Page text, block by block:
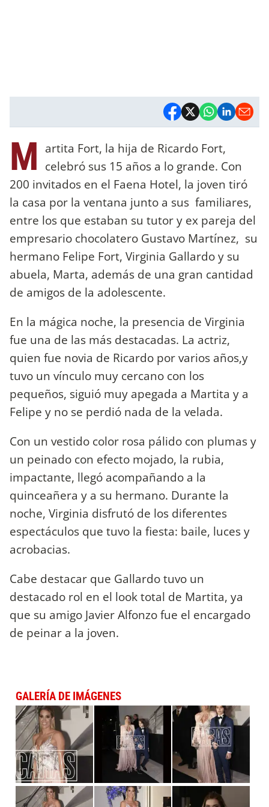
M artita Fort, la hija de Ricardo Fort,
celebró sus 15 años a lo grande. Con
200 invitados en el Faena Hotel, la joven tiró
la casa por la ventana junto a sus familiares,
entre los que estaban su tutor y ex pareja del
empresario chocolatero Gustavo Martínez, su
hermano Felipe Fort, Virginia Gallardo y su
abuela, Marta, además de una gran cantidad
de amigos de la adolescente.
En la mágica noche, la presencia de Virginia
fue una de las más destacadas. La actriz,
quien fue novia de Ricardo por varios años,y
tuvo un vínculo muy cercano con los
pequeños, siguió muy apegada a Martita y a
Felipe y no se perdió nada de la velada.
Con un vestido color rosa pálido con plumas y
un peinado con efecto mojado, la rubia,
impactante, llegó acompañando a la
quinceañera y a su hermano. Durante la
noche, Virginia disfrutó de los diferentes
espectáculos que tuvo la fiesta: baile, luces y
acrobacias.
Cabe destacar que Gallardo tuvo un
destacado rol en el look total de Martita, ya
que su amigo Javier Alfonzo fue el encargado
de peinar a la joven.
GALERÍA DE IMÁGENES